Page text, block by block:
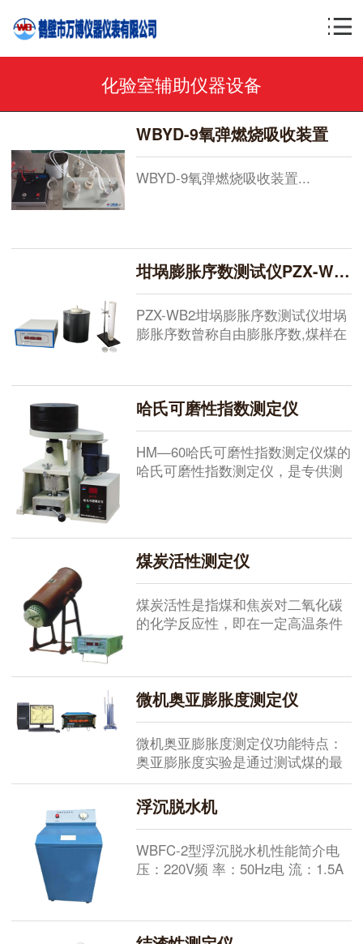
化验室辅助仪器设备
WBYD-9氧弹燃烧吸收装置
WBYD-9氧弹燃烧吸收装置...
坩埚膨胀序数测试仪PZX-WB2
PZX-WB2坩埚膨胀序数测试仪坩埚
膨胀序数曾称自由膨胀序数,煤样在
把煤样在特制的坩埚中按规定方法
加热，得出的焦块与一组带有序号
的标准焦块型相比较，以最接近的
焦型序号作为坩埚膨胀序数。一、
特点：1、采用电阻丝为发热元件，
用硅酸铝纤维棉为保温材料，具
哈氏可磨性指数测定仪
HM—60哈氏可磨性指数测定仪煤的
哈氏可磨性指数测定仪，是专供测
该仪器的测定结果能够正确地反映
煤磨碎的难易程度，为磨煤机的设
计和运行提供依据。本仪器结构紧
凑，使用方便，普遍用于煤炭、电
力、冶金、化工等行业。工作原理
煤炭活性测定仪
煤炭活性是指煤和焦炭对二氧化碳
的化学反应性，即在一定高温条件
一。HX-2型煤炭活性测定仪，由硅
碳高温炉、可控硅温度控制器及气
度快、保温性能好、控温准确、灵
敏等优点。煤炭活性测定仪的适用
范围用以测定煤对二氧化碳反应性
的...
微机奥亚膨胀度测定仪
微机奥亚膨胀度测定仪功能特点：
奥亚膨胀度实验是通过测试煤的最
大收缩度a和最大膨胀度b来反映煤
的塑性和粘结性的实验。采用先进
的位移传感器取代传统的记录转
筒，使图形绘制更准确、简单、省
心。按国标要求自动进行炉温控
制，并实时显示控制温度值，升温
浮沉脱水机
WBFC-2型浮沉脱水机性能简介电
压：220V频 率：50Hz电 流：1.5A
户注意事项本机是由我公司装配成